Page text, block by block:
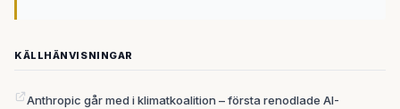
KÄLLHÄNVISNINGAR
Anthropic går med i klimatkoalition – första renodlade AI-